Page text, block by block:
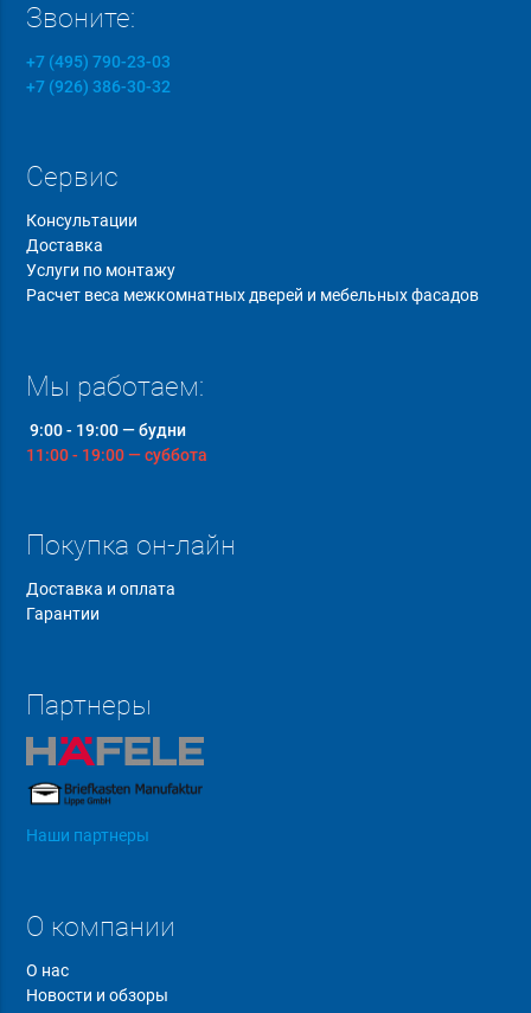
Звоните:
+7 (495) 790-23-03
+7 (926) 386-30-32
Сервис
Консультации
Доставка
Услуги по монтажу
Расчет веса межкомнатных дверей и мебельных фасадов
Мы работаем:
9:00 - 19:00 — будни
11:00 - 19:00 — суббота
Покупка он-лайн
Доставка и оплата
Гарантии
Партнеры
Наши партнеры
О компании
О нас
Новости и обзоры